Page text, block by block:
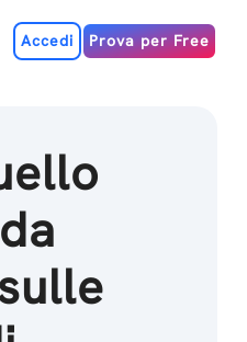
Accedi Prova per Free